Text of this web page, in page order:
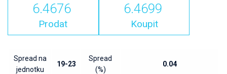
6.4676
Prodat
6.4699
Koupit
Spread na
jednotku
19-23
Spread
(%)
0.04